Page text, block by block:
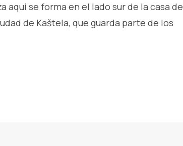
se forma en el lado sur de la casa de
de Kaštela, que guarda parte de los